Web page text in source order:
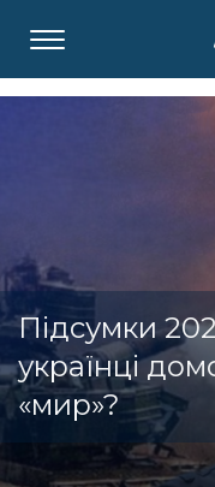
Підсумки
українці
«мир»?